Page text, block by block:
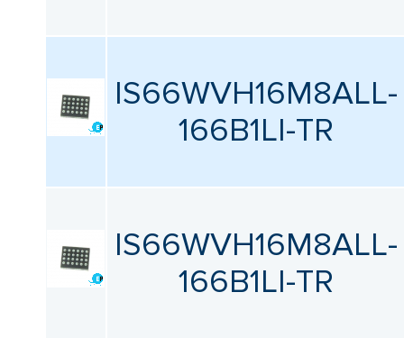
IS66WVH16M8ALL-
166B1LI-TR
IS66WVH16M8ALL-
166B1LI-TR